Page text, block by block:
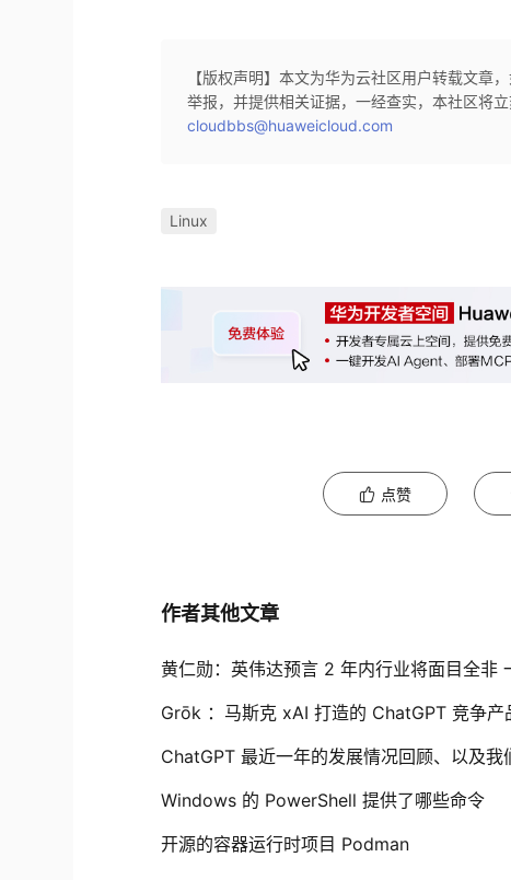
【版权声明】本文为华为云社区用户转载文章
举报，并提供相关证据，一经查实，本社区将
cloudbbs@huaweicloud.com
Linux
点赞
作者其他文章
黄仁勋：英伟达预言 2 年内行业将面目全非
Grōk ：马斯克 xAI 打造的 ChatGPT 竞争产
ChatGPT 最近一年的发展情况回顾、以及我
Windows 的 PowerShell 提供了哪些命令
开源的容器运行时项目 Podman